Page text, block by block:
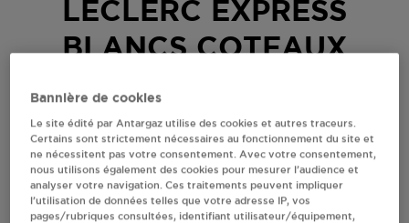
LECLERC EXPRESS
BLANCS COTEAUX
13 AVENUE DU GENERAL DE GAULLE
51130BLANCS COTEAUX
Revendeur de bouteilles de gaz
S'Y RENDRE
Bannière de cookies
Le site édité par Antargaz utilise des cookies et autres traceurs.
Certains sont strictement nécessaires au fonctionnement du site et
ne nécessitent pas votre consentement. Avec votre consentement,
nous utilisons également des cookies pour mesurer l’audience et
analyser votre navigation. Ces traitements peuvent impliquer
l’utilisation de données telles que votre adresse IP, vos
pages/rubriques consultées, identifiant utilisateur/équipement,